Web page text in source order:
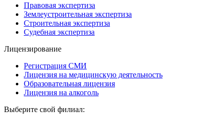
Правовая экспертиза
Землеустроительная экспертиза
Строительная экспертиза
Судебная экспертиза
Лицензирование
Регистрация СМИ
Лицензия на медицинскую деятельность
Образовательная лицензия
Лицензия на алкоголь
Выберите свой филиал: